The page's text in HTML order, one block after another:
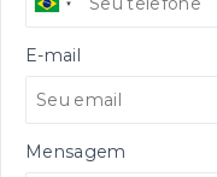
E-mail
Mensagem